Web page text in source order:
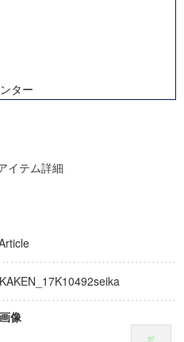
ター
ティテュート
報告書
プログラム市民社会ガバナンス
プログラム論理と感性の先端的
プログラム「超成熟社会発展のサ
イテム詳細
KAKEN_17K10492seika
画像